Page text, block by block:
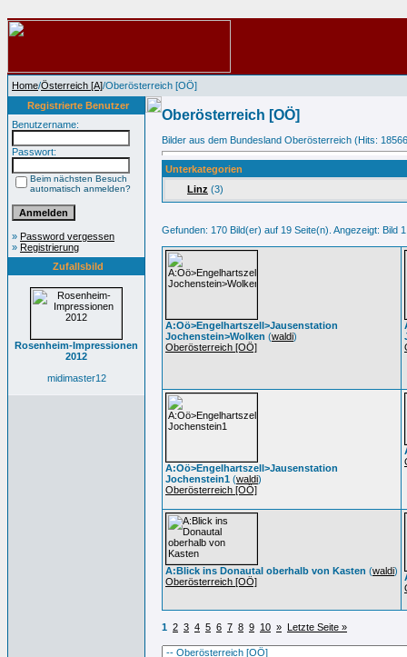
Home/Österreich [A]/Oberösterreich [OÖ]
Registrierte Benutzer
Benutzername:
Passwort:
Beim nächsten Besuch
automatisch anmelden?
» Password vergessen
» Registrierung
Zufallsbild
Rosenheim-Impressionen
2012
midimaster12
Oberösterreich [OÖ]
Bilder aus dem Bundesland Oberösterreich (Hits:
Unterkategorien
Linz (3)
Gefunden: 170 Bild(er) auf 19 Seite(n). Angezeigt: Bild
A:Oö>Engelhartszell>Jausenstation
Jochenstein>Wolken (waldi)
Oberösterreich [OÖ]
A:Oö>Engelhartszell>Jausenstation
Jochenstein1 (waldi)
Oberösterreich [OÖ]
A:Blick ins Donautal oberhalb von Kasten (waldi)
Oberösterreich [OÖ]
1 2 3 4 5 6 7 8 9 10 » Letzte Seite »